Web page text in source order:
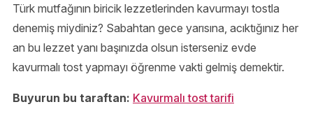
Türk mutfağının biricik lezzetlerinden kavurmayı tostla
denemiş miydiniz? Sabahtan gece yarısına, acıktığınız her
an bu lezzet yanı başınızda olsun isterseniz evde
kavurmalı tost yapmayı öğrenme vakti gelmiş demektir.
Buyurun bu taraftan: Kavurmalı tost tarifi